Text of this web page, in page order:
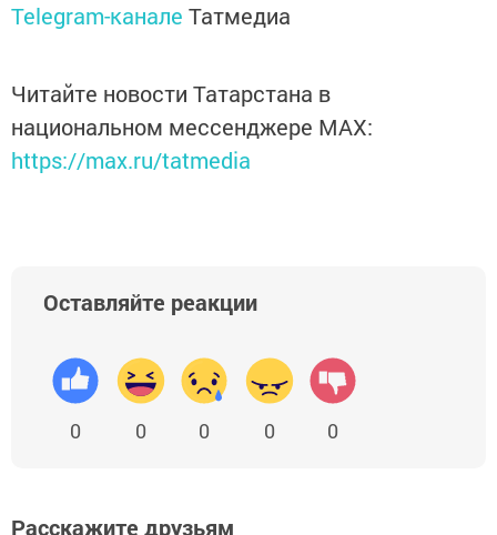
Telegram-канале Татмедиа
Читайте новости Татарстана в
национальном мессенджере MАХ:
https://max.ru/tatmedia
Оставляйте реакции
0 0 0 0 0
Расскажите друзьям